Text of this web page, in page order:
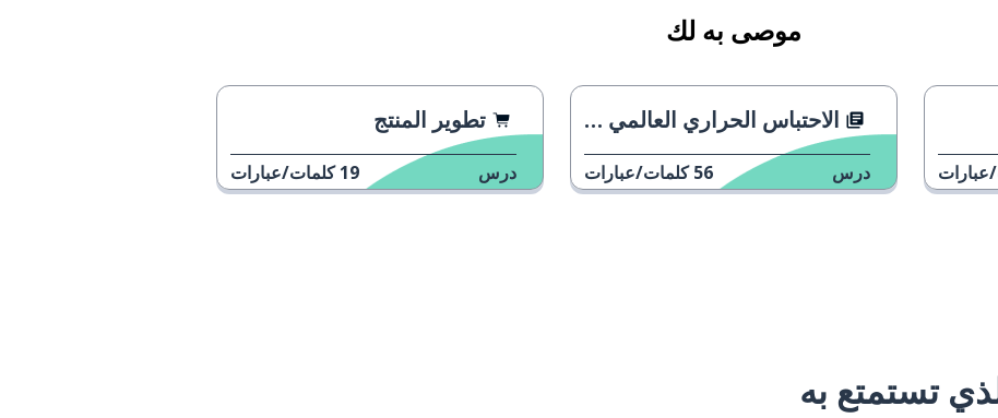
موصى به لك
الاحتباس الحراري العالمي والمحيطات
درس 56 كلمات/عبارات
تطوير المنتج
درس 19 كلمات/عبارات
تستمتع به